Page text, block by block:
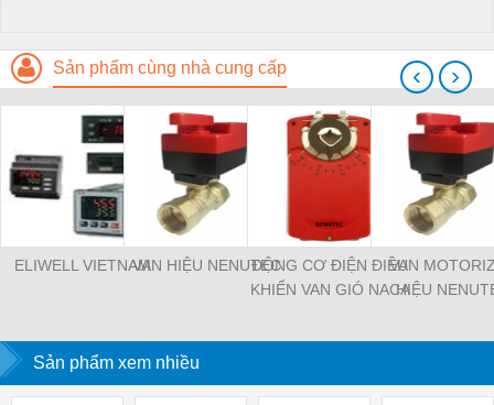
Sản phẩm cùng nhà cung cấp
ELIWELL VIETNAMVAN HIỆU NENUTECĐỘNG CƠ ĐIỆN ĐIỀU
KHIỂN VAN GIÓ NACA
VAN
HIỆU
‹ ›
Sản phẩm xem nhiều